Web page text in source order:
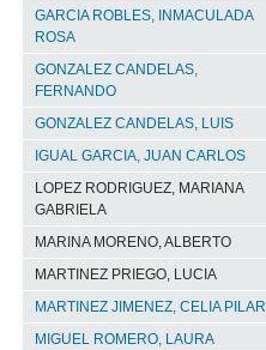
GARCIA ROBLES, INMACULADA
ROSA
GONZALEZ CANDELAS,
FERNANDO
GONZALEZ CANDELAS, LUIS
IGUAL GARCIA, JUAN CARLOS
LOPEZ RODRIGUEZ, MARIANA
GABRIELA
MARINA MORENO, ALBERTO
MARTINEZ PRIEGO, LUCIA
MARTINEZ JIMENEZ, CELIA PILAR
MIGUEL ROMERO, LAURA